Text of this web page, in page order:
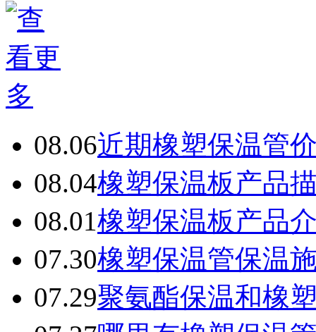
08.06近期橡塑保温管
08.04橡塑保温板产品
08.01橡塑保温板产品
07.30橡塑保温管保温
07.29聚氨酯保温和橡